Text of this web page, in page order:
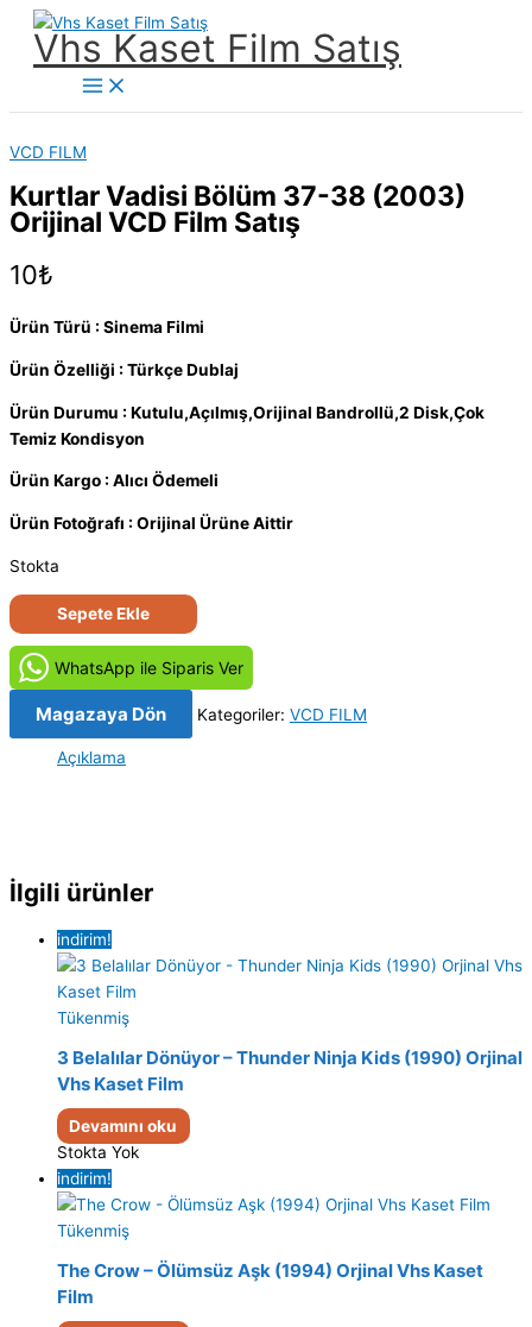
İçeriğe
Vhs Kaset Film Satış
Main
Menu
VCD FILM
Kurtlar Vadisi Bölüm 37-38 (2003)
Orijinal VCD Film Satış
10₺
Ürün Türü : Sinema Filmi
Ürün Özelliği : Türkçe Dublaj
Ürün Durumu : Kutulu,Açılmış,Orijinal Bandrollü,2 Disk,Çok
Temiz Kondisyon
Ürün Kargo : Alıcı Ödemeli
Ürün Fotoğrafı : Orijinal Ürüne Aittir
Stokta
Kurtlar
Vadisi
Bölüm
37-
(2003)
Orijinal
Sepete Ekle
WhatsApp ile Siparis Ver
Magazaya Dön Kategoriler: VCD FILM
Açıklama
İlgili ürünler
indirim!
Tükenmiş
3 Belalılar Dönüyor – Thunder Ninja Kids (1990) Orjinal
Vhs Kaset Film
Devamını oku
Stokta Yok
indirim!
Tükenmiş
The Crow – Ölümsüz Aşk (1994) Orjinal Vhs Kaset
Film